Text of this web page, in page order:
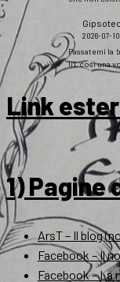
2026-07-10
Passatemi la
lì), così una
Link
1) Pagine
ArsT – Il blog
Facebook – Il
Facebook – La